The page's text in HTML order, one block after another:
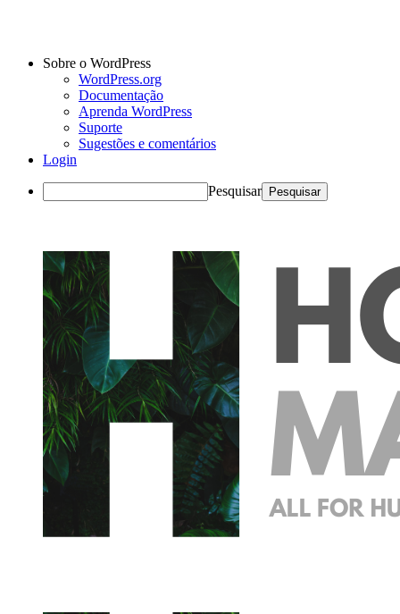
Sobre o WordPress
WordPress.org
Documentação
Aprenda WordPress
Suporte
Sugestões e comentários
Login
Pesquisar